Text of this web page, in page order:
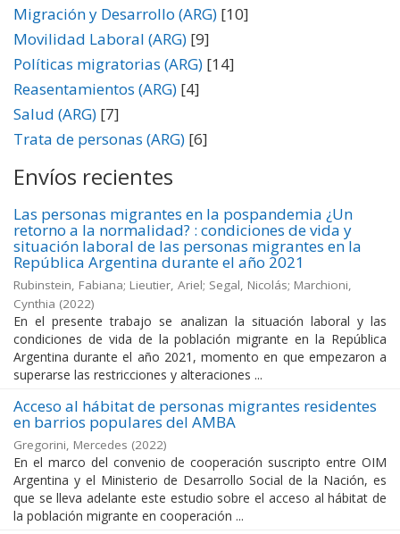
Migración y Desarrollo (ARG) [10]
Movilidad Laboral (ARG) [9]
Políticas migratorias (ARG) [14]
Reasentamientos (ARG) [4]
Salud (ARG) [7]
Trata de personas (ARG) [6]
Envíos recientes
Las personas migrantes en la pospandemia ¿Un
retorno a la normalidad? : condiciones de vida y
situación laboral de las personas migrantes en la
República Argentina durante el año 2021
Rubinstein, Fabiana; Lieutier, Ariel; Segal, Nicolás; Marchioni,
Cynthia (2022)
En el presente trabajo se analizan la situación laboral y las
condiciones de vida de la población migrante en la República
Argentina durante el año 2021, momento en que empezaron a
superarse las restricciones y alteraciones ...
Acceso al hábitat de personas migrantes residentes
en barrios populares del AMBA
Gregorini, Mercedes (2022)
En el marco del convenio de cooperación suscripto entre OIM
Argentina y el Ministerio de Desarrollo Social de la Nación, es
que se lleva adelante este estudio sobre el acceso al hábitat de
la población migrante en cooperación ...